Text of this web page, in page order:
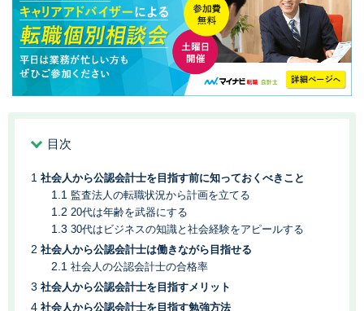
目次
社会人から公認会計士を目指す前に知っておくべきこと
監査法人の転職状況から計画を立てる
20代は年齢を武器にする
30代はビジネスの知識と社会経験をアピールする
社会人から公認会計士は働きながら目指せる
社会人の公認会計士の合格率
社会人から公認会計士を目指すメリット
社会人から公認会計士を目指す勉強方法